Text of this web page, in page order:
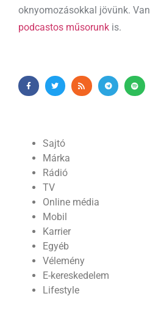
oknyomozásokkal jövünk. Van
podcastos műsorunk is.
Sajtó
Márka
Rádió
TV
Online média
Mobil
Karrier
Egyéb
Vélemény
E-kereskedelem
Lifestyle